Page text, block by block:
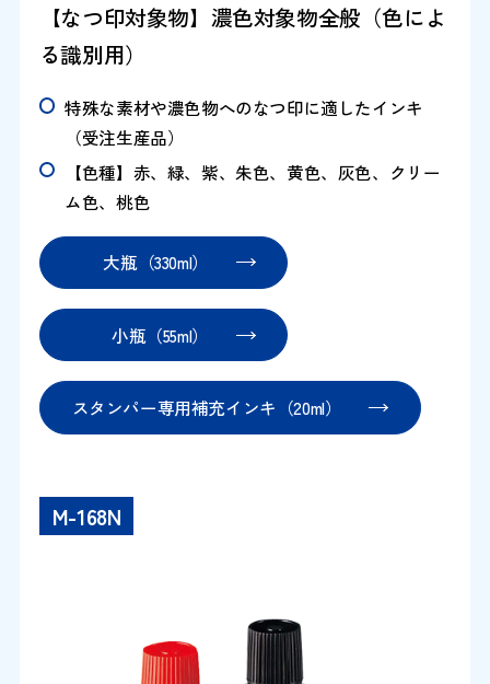
【なつ印対象物】濃色対象物全般（色によ
る識別用）
特殊な素材や濃色物へのなつ印に適したインキ
（受注生産品）
【色種】赤、緑、紫、朱色、黄色、灰色、クリー
ム色、桃色
大瓶（330ml）
小瓶（55ml）
スタンパー専用補充インキ（20ml）
M-168N